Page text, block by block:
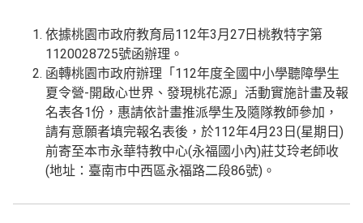
依據桃園市政府教育局112年3月27日桃教特字第
1120028725號函辦理。
函轉桃園市政府辦理「112年度全國中小學聽障學生
夏令營-開啟心世界、發現桃花源」活動實施計畫及報
名表各1份，惠請依計畫推派學生及隨隊教師參加，
請有意願者填完報名表後，於112年4月23日(星期日)
前寄至本市永華特教中心(永福國小內)莊艾玲老師收
(地址：臺南市中西區永福路二段86號)。